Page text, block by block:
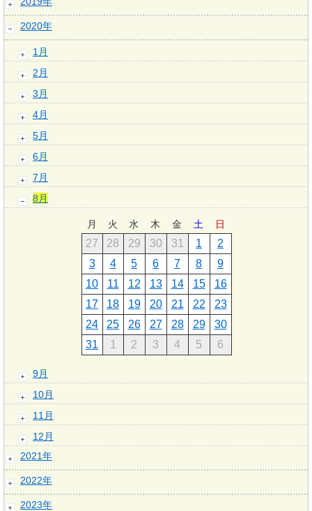
2020年
1月
2月
3月
4月
5月
6月
7月
8月
月 火 水 木 金 土 日
27 28 29 30 31 1
2
3
4 5 6 7 8
9
10
11 12 13 14 15
16
17
18 19 20 21 22
23
24
25 26 27 28 29
30
31
1 2 3 4 5 6
9月
10月
11月
12月
2021年
2022年
2023年